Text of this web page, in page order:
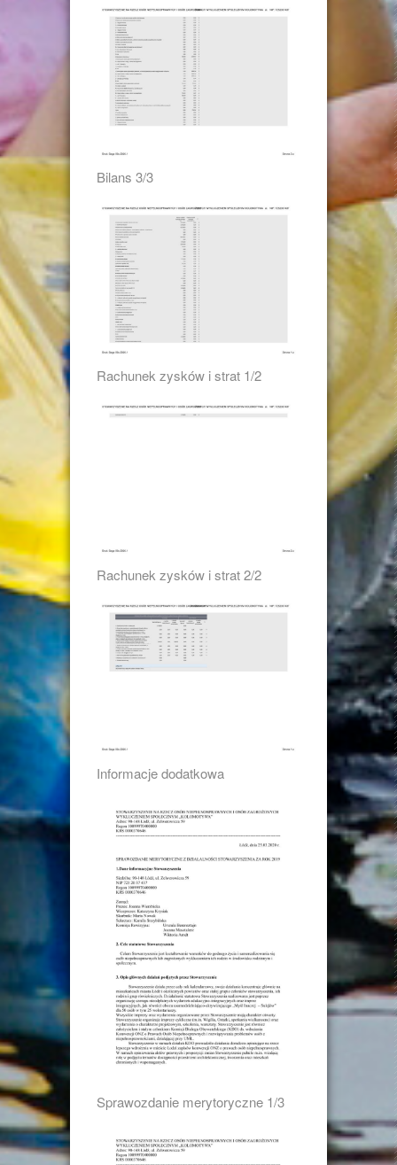
Bilans 3/3
Rachunek zysków i strat 1/2
Rachunek zysków i strat 2/2
Informacje dodatkowa
Sprawozdanie merytoryczne 1/3